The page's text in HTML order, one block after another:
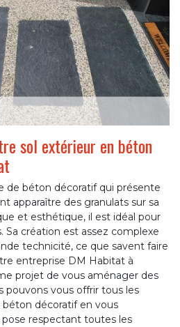
sol extérieur en béton
de béton décoratif qui présente
apparaître des granulats sur sa
et esthétique, il est idéal pour
Sa création est assez complexe
technicité, ce que savent faire
entreprise DM Habitat à
projet de vous aménager des
pouvons vous offrir tous les
décoratif en vous
respectant toutes les